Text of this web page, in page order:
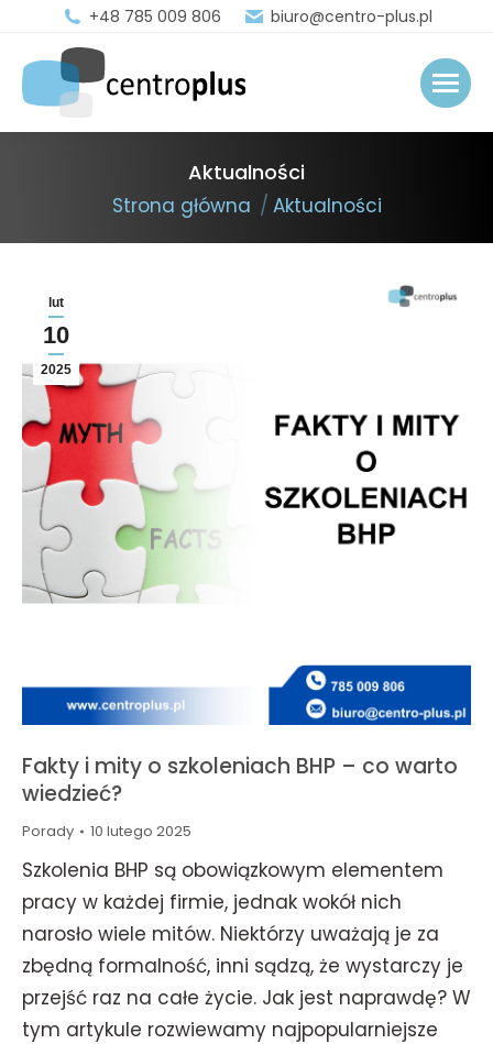
+48 785 009 806 biuro@centro-plus.pl
Aktualności
You are here:
Strona główna Aktualności
lut
10
2025
Fakty i mity o szkoleniach BHP – co warto
wiedzieć?
Porady 10 lutego 2025
Szkolenia BHP są obowiązkowym elementem
pracy w każdej firmie, jednak wokół nich
narosło wiele mitów. Niektórzy uważają je za
zbędną formalność, inni sądzą, że wystarczy je
przejść raz na całe życie. Jak jest naprawdę? W
tym artykule rozwiewamy najpopularniejsze